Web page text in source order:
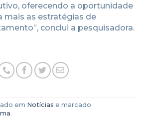
oferecendo a oportunidade
mais as estratégias de
conclui a pesquisadora.
em Notícias e marcado
.